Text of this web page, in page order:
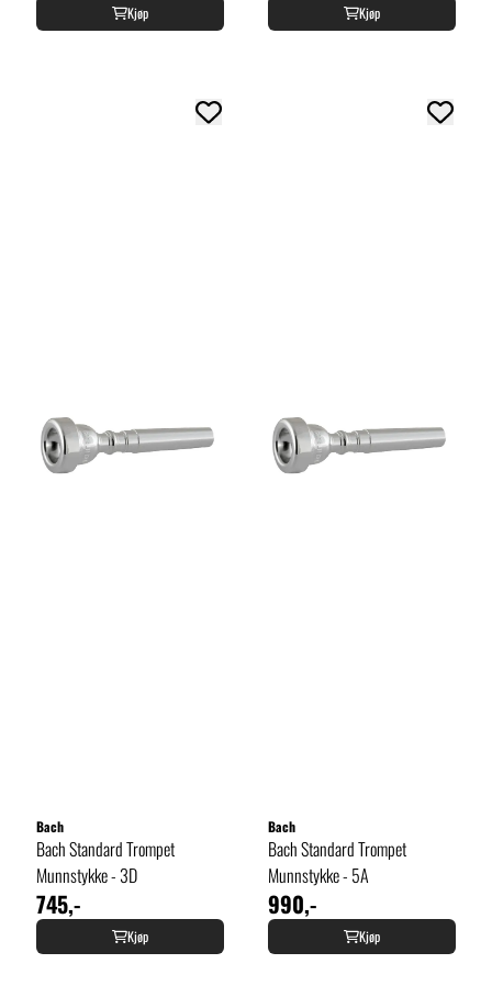
Kjøp Kjøp
Bach
Bach Standard Trompet
Munnstykke - 3D
745,-
Kjøp
Bach
Bach Standard Trompet
Munnstykke - 5A
990,-
Kjøp